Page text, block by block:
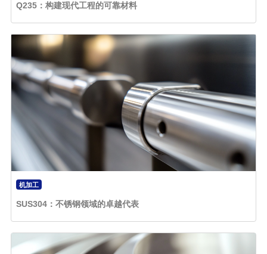
Q235：构建现代工程的可靠材料
机加工
SUS304：不锈钢领域的卓越代表